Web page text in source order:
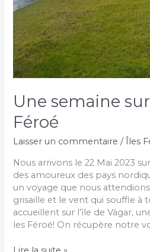
Une semaine
Féroé
Laisser un commentaire /Îles
Nous arrivons le 22 Mai 2023
des amoureux des pays
un voyage que nous
grisaille et le vent qui souffle à
accueillent sur l’île de Vágar,
les Féroé! On récupère notre
Une